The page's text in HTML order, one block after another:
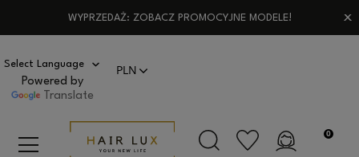
WYPRZEDAŻ: ZOBACZ PROMOCYJNE MODELE!
Powered by
Translate